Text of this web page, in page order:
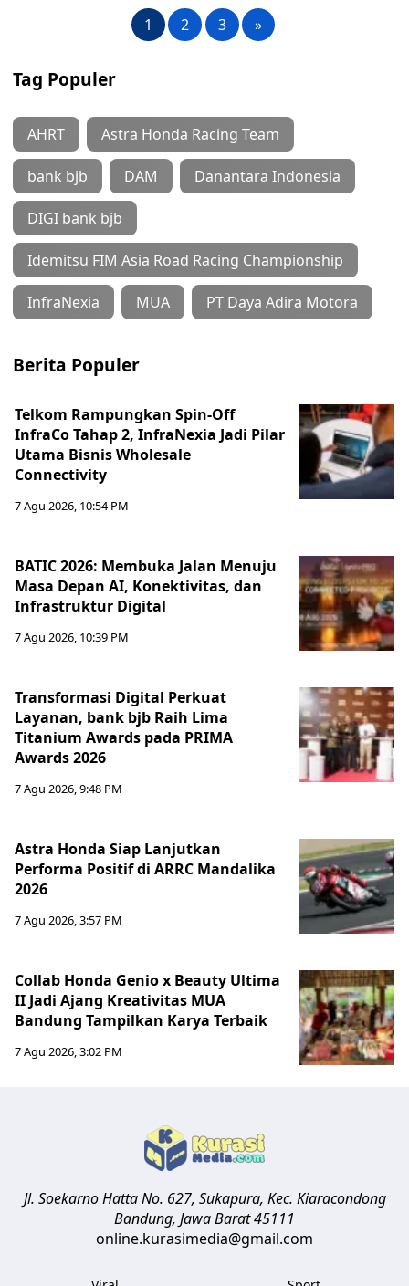
1 2 3 »
Tag Populer
AHRT Astra Honda Racing Team
bank bjb DAM Danantara Indonesia
DIGI bank bjb
Idemitsu FIM Asia Road Racing Championship
InfraNexia MUA PT Daya Adira Motora
Berita Populer
Telkom Rampungkan Spin-Off
InfraCo Tahap 2, InfraNexia Jadi Pilar
Utama Bisnis Wholesale
Connectivity
7 Agu 2026, 10:54 PM
BATIC 2026: Membuka Jalan Menuju
Masa Depan AI, Konektivitas, dan
Infrastruktur Digital
7 Agu 2026, 10:39 PM
Transformasi Digital Perkuat
Layanan, bank bjb Raih Lima
Titanium Awards pada PRIMA
Awards 2026
7 Agu 2026, 9:48 PM
Astra Honda Siap Lanjutkan
Performa Positif di ARRC Mandalika
2026
7 Agu 2026, 3:57 PM
Collab Honda Genio x Beauty Ultima
II Jadi Ajang Kreativitas MUA
Bandung Tampilkan Karya Terbaik
7 Agu 2026, 3:02 PM
Jl. Soekarno Hatta No. 627, Sukapura, Kec. Kiaracondong
Bandung, Jawa Barat45111
online.kurasimedia@gmail.com